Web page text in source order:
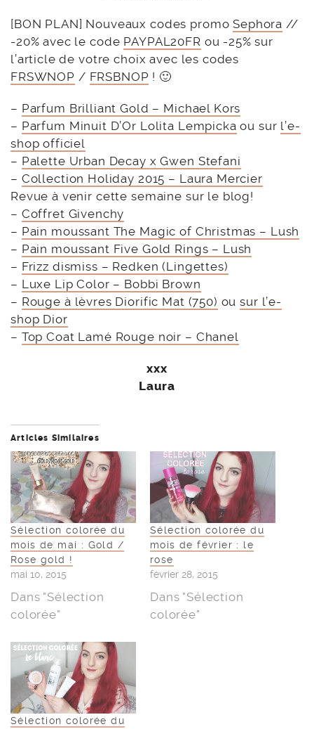
[BON PLAN] Nouveaux codes promoSephora //
-20% avec le code PAYPAL20FR ou -25% sur
l’article de votre choix avec les codes
FRSWNOP / FRSBNOP ! 🙂
– Parfum Brilliant Gold – Michael Kors
– Parfum Minuit D’Or Lolita Lempicka ou sur l’e-
shop officiel
– Palette Urban Decay x Gwen Stefani
– Collection Holiday 2015 – Laura Mercier
Revue à venir cette semaine sur le blog!
– Coffret Givenchy
– Pain moussant The Magic of Christmas – Lush
– Pain moussant Five Gold Rings – Lush
– Frizz dismiss – Redken (Lingettes)
– Luxe Lip Color – Bobbi Brown
– Rouge à lèvres Diorific Mat (750) ousur l’e-
shop Dior
– Top Coat Lamé Rouge noir – Chanel
xxx
Laura
Articles Similaires
Sélection colorée du
mois de mai : Gold /
Rose gold !
mai 10, 2015
Dans "Sélection
colorée"
Sélection colorée du
mois de février : le
rose
février 28, 2015
Dans "Sélection
colorée"
Sélection colorée du